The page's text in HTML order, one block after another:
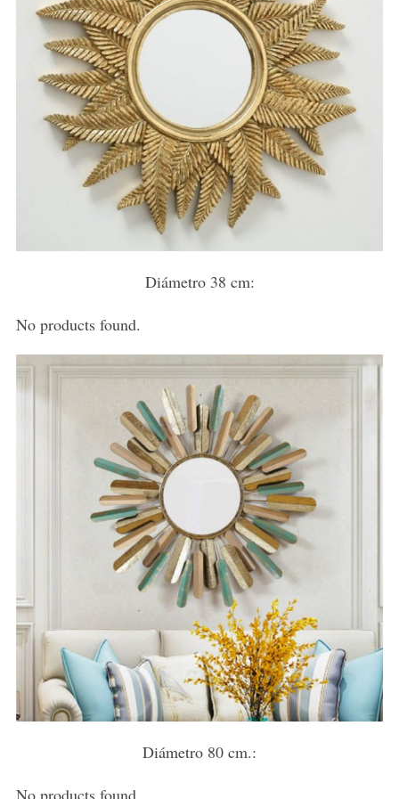
Diámetro 38 cm:
No products found.
Diámetro 80 cm.:
No products found.